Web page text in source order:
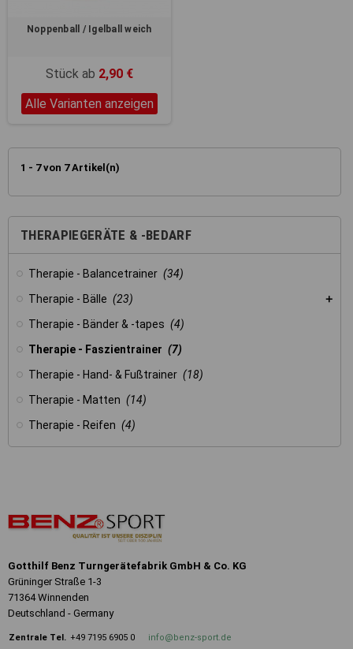
THERAPIEGERÄTE & -BEDARF
Therapie - Balancetrainer (34)
Therapie - Bälle (23)
Therapie - Bänder & -tapes (4)
Therapie - Faszientrainer (7)
Therapie - Hand- & Fußtrainer (18)
Therapie - Matten (14)
Therapie - Reifen (4)
Noppenball / Igelball weich
Stück ab 2,90 €
Alle Varianten anzeigen
1 - 7 von 7 Artikel(n)
Gotthilf Benz Turngerätefabrik GmbH & Co. KG
Grüninger Straße 1-3
71364 Winnenden
Deutschland - Germany
Zentrale Tel. +49 7195 6905 0
info@benz-sport.de